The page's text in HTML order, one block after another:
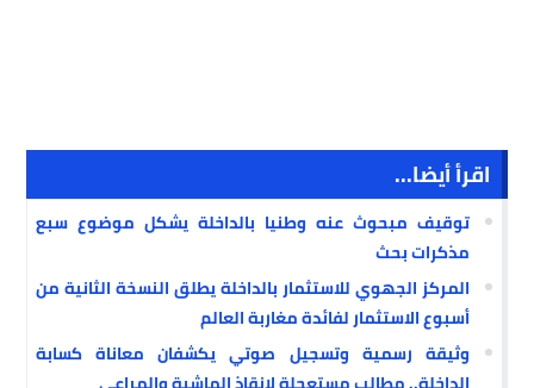
اقرأ أيضا...
توقيف مبحوث عنه وطنيا بالداخلة يشكل موضوع سبع
مذكرات بحث
المركز الجهوي للاستثمار بالداخلة يطلق النسخة الثانية من
أسبوع الاستثمار لفائدة مغاربة العالم
وثيقة رسمية وتسجيل صوتي يكشفان معاناة كسابة